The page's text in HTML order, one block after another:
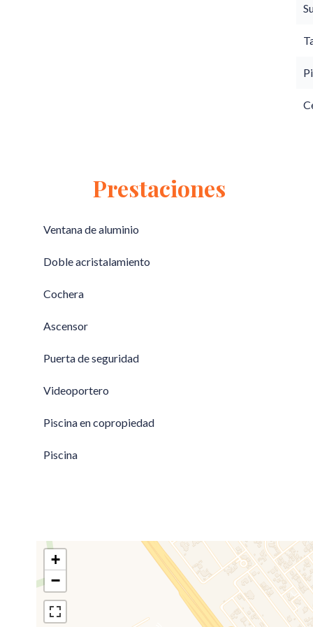
Prestaciones
Ventana de aluminio
Doble acristalamiento
Cochera
Ascensor
Puerta de seguridad
Videoportero
Piscina en copropiedad
Piscina
+
−